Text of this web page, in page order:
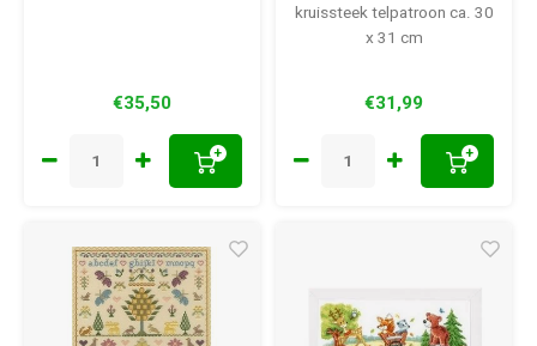
€35,50
+
kruissteek telpatroon ca. 30
x 31 cm
€31,99
+